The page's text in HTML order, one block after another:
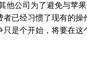
他公司为了避免与苹
已经习惯了现有的操
个开始，将要在这